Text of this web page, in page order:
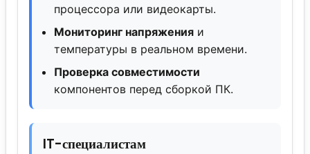
процессора или видеокарты.
Мониторинг напряжения и
температуры в реальном времени.
Проверка совместимости
компонентов перед сборкой ПК.
IT-специалистам